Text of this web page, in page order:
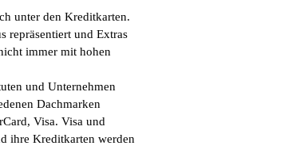
unter den Kreditkarten.
repräsentiert und Extras
immer mit hohen
und Unternehmen
Dachmarken
Visa. Visa und
ihre Kreditkarten werden